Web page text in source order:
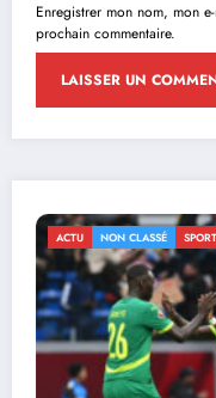
Enregistrer mon nom, mon
prochain commentaire.